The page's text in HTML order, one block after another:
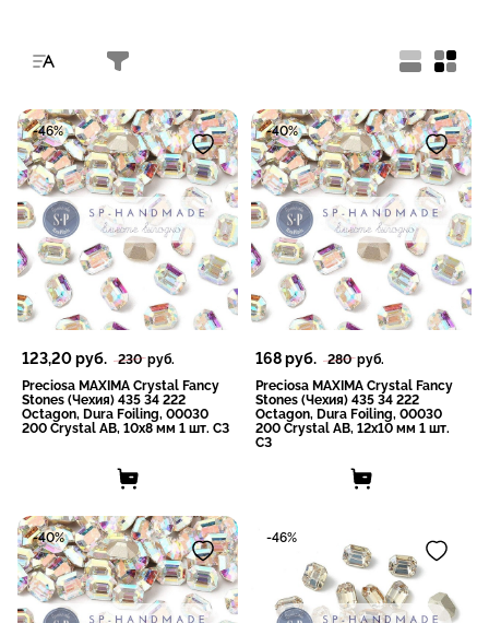
123,20руб. 230руб.
Preciosa MAXIMA Crystal Fancy
Stones (Чехия) 435 34 222
Octagon, Dura Foiling, 00030
200 Crystal AB, 10x8 мм 1 шт. СЗ
-46%
168руб. 280руб.
Preciosa MAXIMA Crystal Fancy
Stones (Чехия) 435 34 222
Octagon, Dura Foiling, 00030
200 Crystal AB, 12x10 мм 1 шт.
СЗ
-40%
-40% -46%